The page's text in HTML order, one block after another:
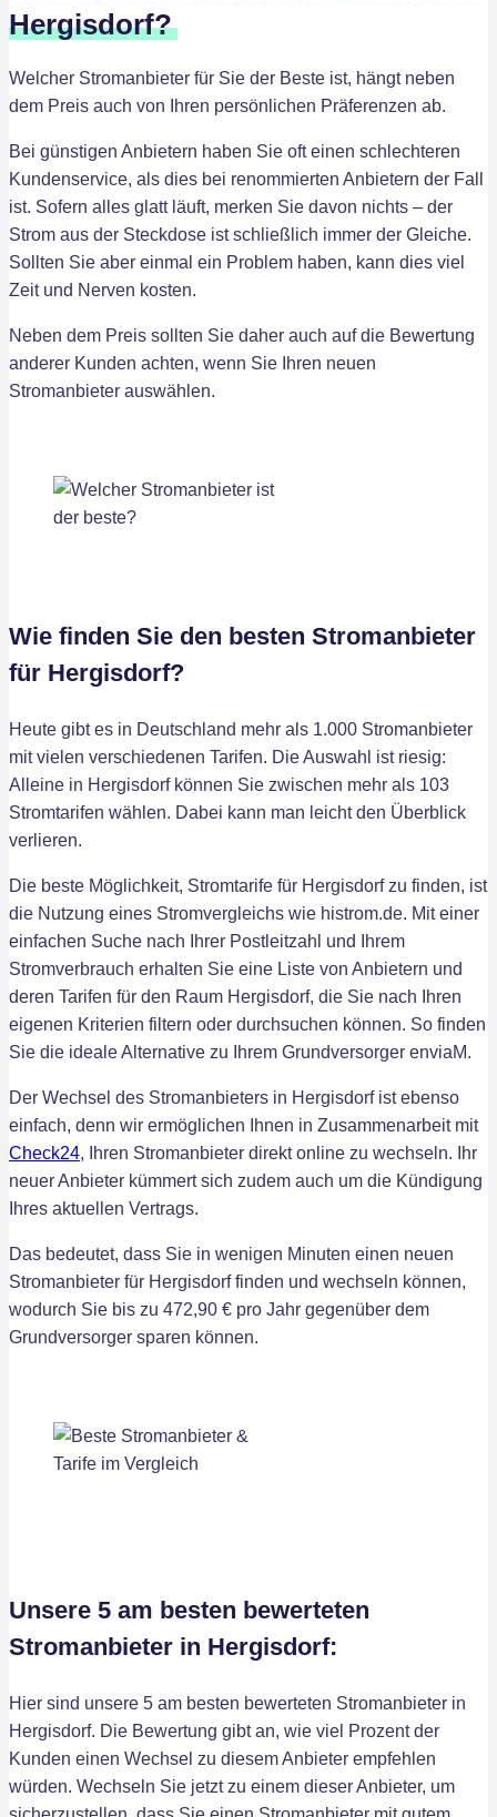
Hergisdorf?
Welcher Stromanbieter für Sie der Beste ist, hängt neben
dem Preis auch von Ihren persönlichen Präferenzen ab.
Bei günstigen Anbietern haben Sie oft einen schlechteren
Kundenservice, als dies bei renommierten Anbietern der Fall
ist. Sofern alles glatt läuft, merken Sie davon nichts – der
Strom aus der Steckdose ist schließlich immer der Gleiche.
Sollten Sie aber einmal ein Problem haben, kann dies viel
Zeit und Nerven kosten.
Neben dem Preis sollten Sie daher auch auf die Bewertung
anderer Kunden achten, wenn Sie Ihren neuen
Stromanbieter auswählen.
Wie finden Sie den besten Stromanbieter
für Hergisdorf?
Heute gibt es in Deutschland mehr als 1.000 Stromanbieter
mit vielen verschiedenen Tarifen. Die Auswahl ist riesig:
Alleine in Hergisdorf können Sie zwischen mehr als 103
Stromtarifen wählen. Dabei kann man leicht den Überblick
verlieren.
Die beste Möglichkeit, Stromtarife für Hergisdorf zu finden, ist
die Nutzung eines Stromvergleichs wie histrom.de. Mit einer
einfachen Suche nach Ihrer Postleitzahl und Ihrem
Stromverbrauch erhalten Sie eine Liste von Anbietern und
deren Tarifen für den Raum Hergisdorf, die Sie nach Ihren
eigenen Kriterien filtern oder durchsuchen können. So finden
Sie die ideale Alternative zu Ihrem Grundversorger enviaM.
Der Wechsel des Stromanbieters in Hergisdorf ist ebenso
einfach, denn wir ermöglichen Ihnen in Zusammenarbeit mit
Check24, Ihren Stromanbieter direkt online zu wechseln. Ihr
neuer Anbieter kümmert sich zudem auch um die Kündigung
Ihres aktuellen Vertrags.
Das bedeutet, dass Sie in wenigen Minuten einen neuen
Stromanbieter für Hergisdorf finden und wechseln können,
wodurch Sie bis zu 472,90 € pro Jahr gegenüber dem
Grundversorger sparen können.
Unsere 5 am besten bewerteten
Stromanbieter in Hergisdorf:
Hier sind unsere 5 am besten bewerteten Stromanbieter in
Hergisdorf. Die Bewertung gibt an, wie viel Prozent der
Kunden einen Wechsel zu diesem Anbieter empfehlen
würden. Wechseln Sie jetzt zu einem dieser Anbieter, um